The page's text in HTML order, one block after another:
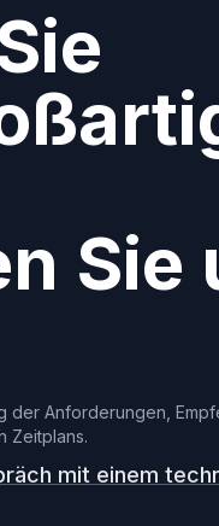
Sie
der Anforderungen,
Zeitplans.
mit einem